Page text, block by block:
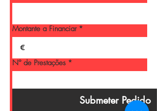
Montante a Financiar *
€
Nº de Prestações *
Submeter Pedido